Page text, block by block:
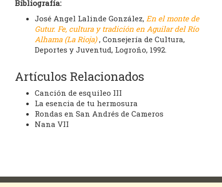
Bibliografía:
José Angel Lalinde González, En el monte de
Gutur. Fe, cultura y tradición en Aguilar del Río
Alhama (La Rioja), Consejería de Cultura,
Deportes y Juventud, Logroño, 1992.
Artículos Relacionados
Canción de esquileo III
La esencia de tu hermosura
Rondas en San Andrés de Cameros
Nana VII